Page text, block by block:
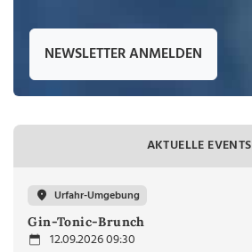
NEWSLETTER ANMELDEN
AKTUELLE EVENTS
Urfahr-Umgebung
Gin-Tonic-Brunch
12.09.2026 09:30